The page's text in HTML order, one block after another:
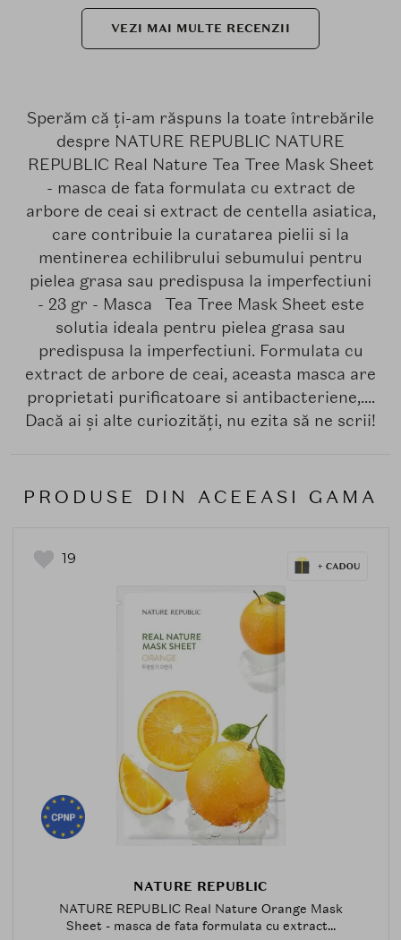
VEZI MAI MULTE RECENZII
Sperăm că ți-am răspuns la toate întrebările
despre NATURE REPUBLIC NATURE
REPUBLIC Real Nature Tea Tree Mask Sheet
- masca de fata formulata cu extract de
arbore de ceai si extract de centella asiatica,
care contribuie la curatarea pielii si la
mentinerea echilibrului sebumului pentru
pielea grasa sau predispusa la imperfectiuni
- 23 gr - Masca Tea Tree Mask Sheet este
solutia ideala pentru pielea grasa sau
predispusa la imperfectiuni. Formulata cu
extract de arbore de ceai, aceasta masca are
proprietati purificatoare si antibacteriene,....
Dacă ai și alte curiozități, nu ezita să ne scrii!
PRODUSE DIN ACEEASI GAMA
19
NATURE REPUBLIC
NATURE REPUBLIC Real Nature Orange Mask
Sheet - masca de fata formulata cu extract...